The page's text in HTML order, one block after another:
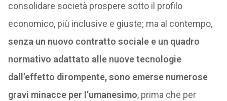
consolidare società prospere sotto il profilo
economico, più inclusive e giuste; ma al contempo,
senza un nuovo contratto sociale e un quadro
normativo adattato alle nuove tecnologie
dall’effetto dirompente, sono emerse numerose
gravi minacce per l’umanesimo, prima che per